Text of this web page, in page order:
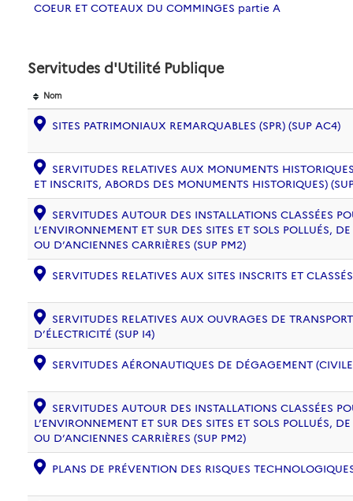
COEUR ET COTEAUX DU COMMINGES partie A
Servitudes d'Utilité Publique
Nom
SITES PATRIMONIAUX REMARQUABLES (SPR) (SUP AC4)
SERVITUDES RELATIVES AUX MONUMENTS
ET INSCRITS, ABORDS DES MONUMENTS HISTORIQUES)
SERVITUDES AUTOUR DES INSTALLATIONS CLASSÉES
L’ENVIRONNEMENT ET SUR DES SITES ET SOLS POLLUÉS,
OU D’ANCIENNES CARRIÈRES (SUP PM2)
SERVITUDES RELATIVES AUX SITES INSCRITS ET
SERVITUDES RELATIVES AUX OUVRAGES DE
D’ÉLECTRICITÉ (SUP I4)
SERVITUDES AÉRONAUTIQUES DE DÉGAGEMENT
SERVITUDES AUTOUR DES INSTALLATIONS CLASSÉES
L’ENVIRONNEMENT ET SUR DES SITES ET SOLS POLLUÉS,
OU D’ANCIENNES CARRIÈRES (SUP PM2)
PLANS DE PRÉVENTION DES RISQUES